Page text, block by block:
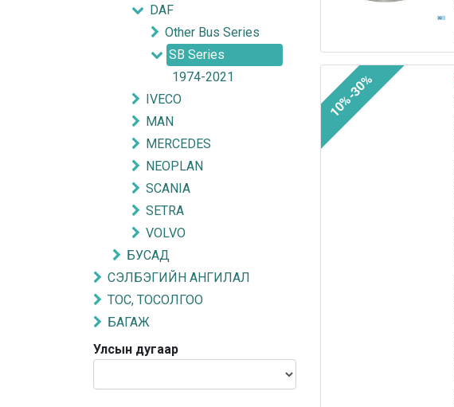
DAF
Other Bus Series
SB Series
1974-2021
IVECO
MAN
MERCEDES
NEOPLAN
SCANIA
SETRA
VOLVO
БУСАД
СЭЛБЭГИЙН АНГИЛАЛ
ТОС, ТОСОЛГОО
БАГАЖ
Улсын дугаар
10%-30%